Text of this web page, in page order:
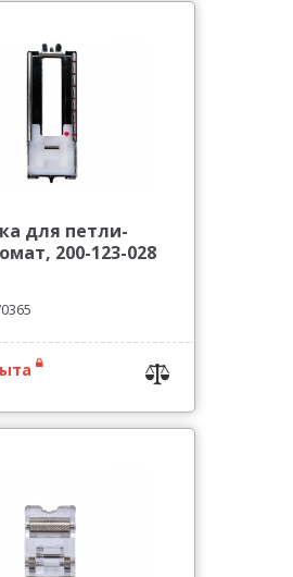
для петли-
200-123-028